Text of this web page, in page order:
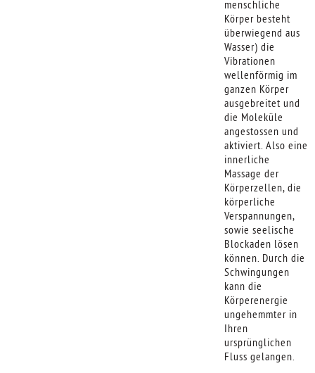
menschliche
Körper besteht
überwiegend aus
Wasser) die
Vibrationen
wellenförmig im
ganzen Körper
ausgebreitet und
die Moleküle
angestossen und
aktiviert. Also eine
innerliche
Massage der
Körperzellen, die
körperliche
Verspannungen,
sowie seelische
Blockaden lösen
können. Durch die
Schwingungen
kann die
Körperenergie
ungehemmter in
Ihren
ursprünglichen
Fluss gelangen.